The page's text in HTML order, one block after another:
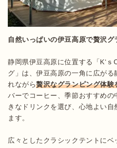
自然いっぱいの伊豆高原で贅沢グ
静岡県伊豆高原に位置する「K‘
グ」は、伊豆高原の一角に広がる
れながら贅沢なグランピング体験
バーでコーヒー、季節おすすめ
きなドリンクを選び、心地よい
ます。
広々としたクラシックテントに